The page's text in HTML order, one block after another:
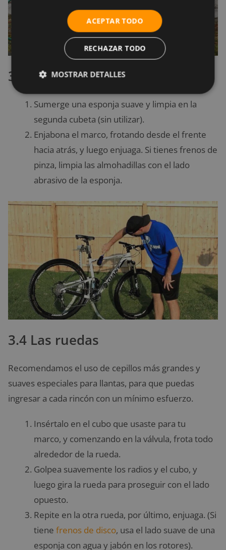
3.3 El marco de la bicicleta
Sumerge una esponja suave y limpia en la
segunda cubeta (sin utilizar).
Enjabona el marco, frotando desde el frente
hacia atrás, y luego enjuaga. Si tienes frenos de
pinza, limpia las almohadillas con el lado
abrasivo de la esponja.
3.4 Las ruedas
Recomendamos el uso de cepillos más grandes y
suaves especiales para llantas, para que puedas
ingresar a cada rincón con un mínimo esfuerzo.
Insértalo en el cubo que usaste para tu
marco, y comenzando en la válvula, frota todo
alrededor de la rueda.
Golpea suavemente los radios y el cubo, y
luego gira la rueda para proseguir con el lado
opuesto.
Repite en la otra rueda, por último, enjuaga. (Si
tiene frenos de disco, usa el lado suave de una
esponja con agua y jabón en los rotores).
ACEPTAR TODO
RECHAZAR TODO
MOSTRAR DETALLES